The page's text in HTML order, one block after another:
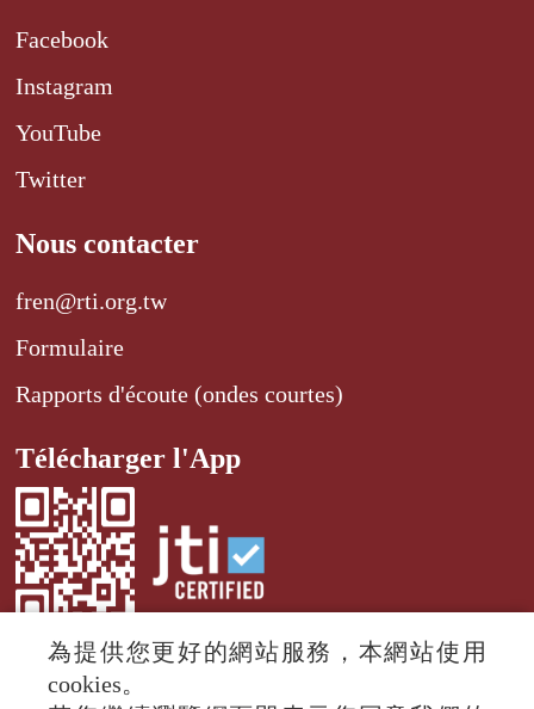
Facebook
Instagram
YouTube
Twitter
Nous contacter
fren@rti.org.tw
Formulaire
Rapports d'écoute (ondes courtes)
Télécharger l'App
為提供您更好的網站服務，本網站使用
cookies。